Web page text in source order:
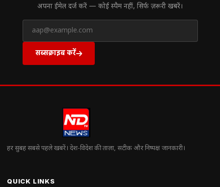
अपना ईमेल दर्ज करें — कोई स्पैम नहीं, सिर्फ ज़रूरी खबरें।
सब्सक्राइब करें
हर सुबह सबसे पहले खबरें। देश-विदेश की ताज़ा, सटीक और निष्पक्ष जानकारी।
QUICK LINKS